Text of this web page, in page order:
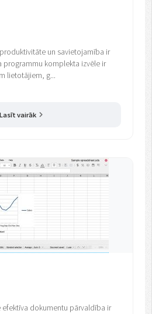
un savietojamība ir
komplekta izvēle ir
lietotājiem, g...
Lasīt vairāk
efektīva dokumentu pārvaldība ir